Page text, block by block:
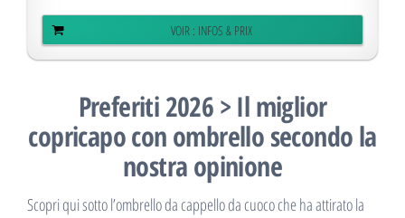
VOIR : INFOS & PRIX
Preferiti 2026 > Il miglior
copricapo con ombrello secondo la
nostra opinione
Scopri qui sotto l’ombrello da cappello da cuoco che ha attirato la